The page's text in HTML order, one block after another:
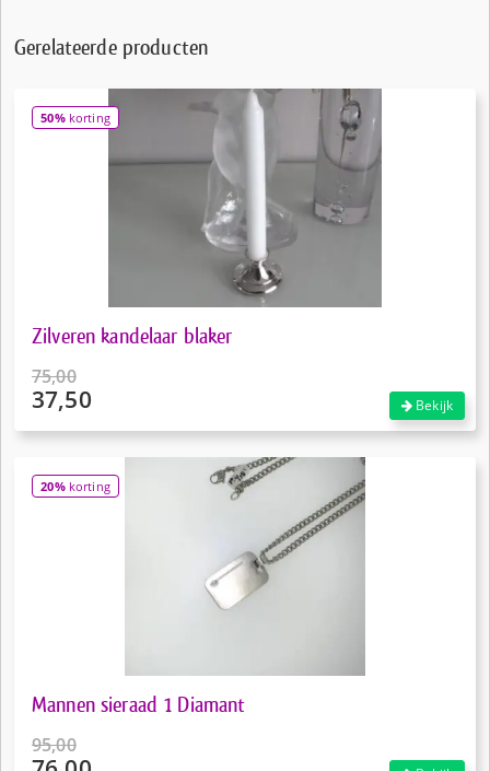
Gerelateerde producten
50%korting
Zilveren kandelaar blaker
75,00
Oorspronkelijke
37,50
is:
€37,50.
Bekijk
20%korting
Mannen sieraad 1 Diamant
95,00